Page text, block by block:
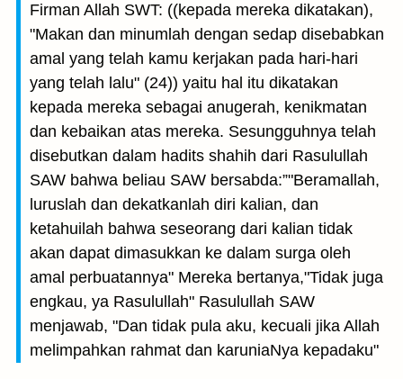
Firman Allah SWT: ((kepada mereka dikatakan),
"Makan dan minumlah dengan sedap disebabkan
amal yang telah kamu kerjakan pada hari-hari
yang telah lalu" (24)) yaitu hal itu dikatakan
kepada mereka sebagai anugerah, kenikmatan
dan kebaikan atas mereka. Sesungguhnya telah
disebutkan dalam hadits shahih dari Rasulullah
SAW bahwa beliau SAW bersabda:”"Beramallah,
luruslah dan dekatkanlah diri kalian, dan
ketahuilah bahwa seseorang dari kalian tidak
akan dapat dimasukkan ke dalam surga oleh
amal perbuatannya" Mereka bertanya,"Tidak juga
engkau, ya Rasulullah" Rasulullah SAW
menjawab, "Dan tidak pula aku, kecuali jika Allah
melimpahkan rahmat dan karuniaNya kepadaku"